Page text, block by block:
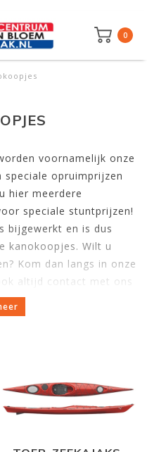
0
voornamelijk onze
opruimprijzen
hier meerdere
speciale stuntprijzen!
bijgewerkt en is dus
kanokoopjes. Wilt u
Kom dan langs in onze
altijd contact met ons